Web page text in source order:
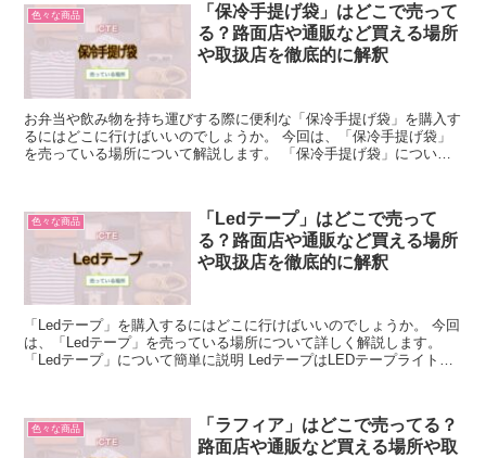
色々な商品
「保冷手提げ袋」はどこで売って
る？路面店や通販など買える場所
や取扱店を徹底的に解釈
お弁当や飲み物を持ち運びする際に便利な「保冷手提げ袋」を購入す
るにはどこに行けばいいのでしょうか。 今回は、「保冷手提げ袋」
を売っている場所について解説します。 「保冷手提げ袋」について
色々な商品
「Ledテープ」はどこで売って
る？路面店や通販など買える場所
や取扱店を徹底的に解釈
「Ledテープ」を購入するにはどこに行けばいいのでしょうか。 今回
は、「Ledテープ」を売っている場所について詳しく解説します。
「Ledテープ」について簡単に説明 LedテープはLEDテープライト、
色々な商品
「ラフィア」はどこで売ってる？
路面店や通販など買える場所や取